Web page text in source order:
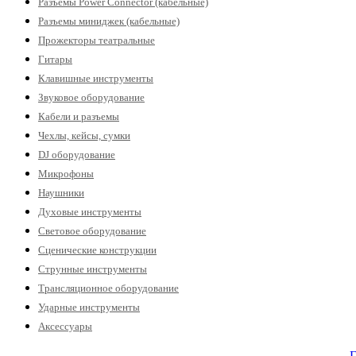
Разъемы миниджек (кабельные)
Прожекторы театральные
Гитары
Клавишные инструменты
Звуковое оборудование
Кабели и разъемы
Чехлы, кейсы, сумки
DJ оборудование
Микрофоны
Наушники
Духовые инструменты
Световое оборудование
Сценические конструкции
Струнные инструменты
Трансляционное оборудование
Ударные инструменты
Аксессуары